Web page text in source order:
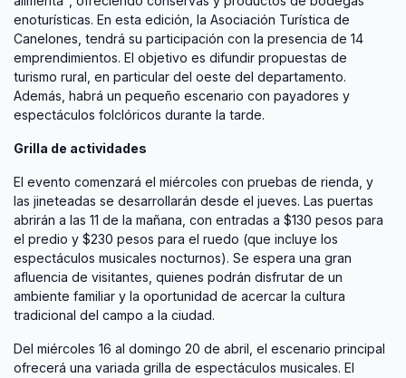
enoturísticas. En esta edición, la Asociación Turística de
Canelones, tendrá su participación con la presencia de 14
emprendimientos. El objetivo es difundir propuestas de
turismo rural, en particular del oeste del departamento.
Además, habrá un pequeño escenario con payadores y
espectáculos folclóricos durante la tarde.
Grilla de actividades
El evento comenzará el miércoles con pruebas de rienda, y
las jineteadas se desarrollarán desde el jueves. Las puertas
abrirán a las 11 de la mañana, con entradas a $130 pesos para
el predio y $230 pesos para el ruedo (que incluye los
espectáculos musicales nocturnos). Se espera una gran
afluencia de visitantes, quienes podrán disfrutar de un
ambiente familiar y la oportunidad de acercar la cultura
tradicional del campo a la ciudad.
Del miércoles 16 al domingo 20 de abril, el escenario principal
ofrecerá una variada grilla de espectáculos musicales. El